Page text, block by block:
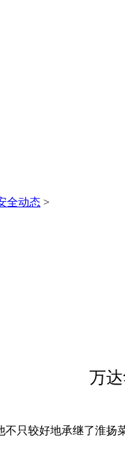
全动态 >
万
较好地承继了淮扬菜